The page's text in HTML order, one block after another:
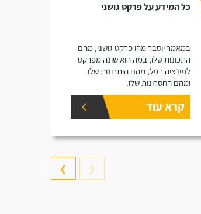
כל המידע על פרקט גושני
במאמר יוסבר מהו פרקט גושני, מהם
התכונות שלו, במה הוא שונה מפרקט
למינציה רגיל, מהם היתרונות שלו
ומהם החסרונות שלו.
קרא עוד
❮
❯